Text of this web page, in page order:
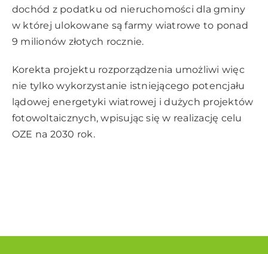
dochód z podatku od nieruchomości dla gminy
w której ulokowane są farmy wiatrowe to ponad
9 milionów złotych rocznie.
Korekta projektu rozporządzenia umożliwi więc
nie tylko wykorzystanie istniejącego potencjału
lądowej energetyki wiatrowej i dużych projektów
fotowoltaicznych, wpisując się w realizację celu
OZE na 2030 rok.